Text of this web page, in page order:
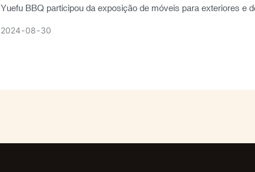
Yuefu BBQ participou da exposição de móveis para exteriores e
2024 08 30